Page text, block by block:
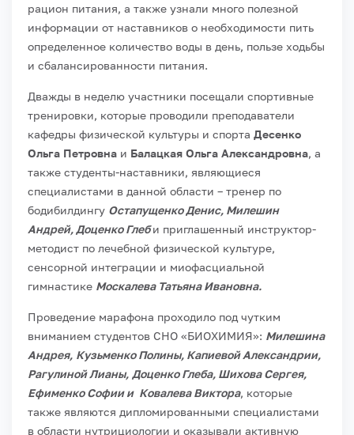
рацион питания, а также узнали много полезной
информации от наставников о необходимости пить
определенное количество воды в день, пользе ходьбы
и сбалансированности питания.
Дважды в неделю участники посещали спортивные
тренировки, которые проводили преподаватели
кафедры физической культуры и спорта Десенко
Ольга Петровна и Балацкая Ольга Александровна, а
также студенты-наставники, являющиеся
специалистами в данной области – тренер по
бодибилдингу Остапущенко Денис, Милешин
Андрей, Доценко Глеби приглашенный инструктор-
методист по лечебной физической культуре,
сенсорной интеграции и миофасциальной
гимнастике Москалева Татьяна Ивановна.
Проведение марафона проходило под чутким
вниманием студентов СНО «БИОХИМИЯ»: Милешина
Андрея, Кузьменко Полины, Капиевой Александрии,
Рагулиной Лианы, Доценко Глеба, Шихова Сергея,
Ефименко Софии и Ковалева Виктора, которые
также являются дипломированными специалистами
в области нутрициологии и оказывали активную